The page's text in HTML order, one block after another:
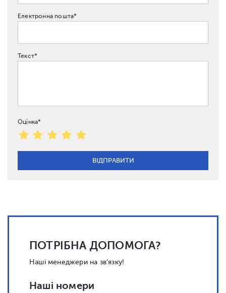
Електронна пошта*
Текст*
Оцінка*
ПОТРІБНА ДОПОМОГА?
Наші менеджери на зв'язку!
Наші номери